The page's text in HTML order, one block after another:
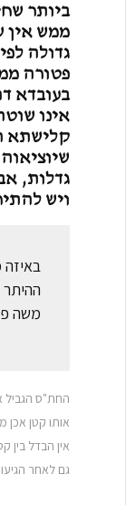
ביותר
ממש אין
גדולה
פטורה
בעובדא
אינו
קלישתא
גדלות,
ויש
משה
החת"ס
אותו קטן
אין הבדל בין
גם לאחר